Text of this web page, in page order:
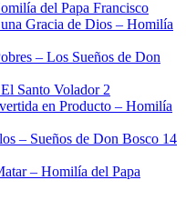
del Papa Francisco
Gracia de Dios – Homilía
– Los Sueños de Don
Santo Volador 2
en Producto – Homilía
– Sueños de Don Bosco 14
– Homilía del Papa